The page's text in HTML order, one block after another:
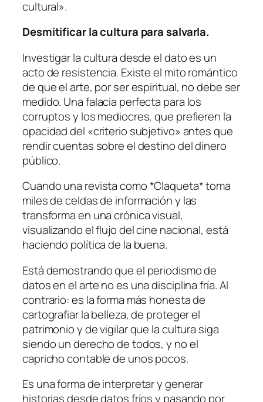
cultural».
Desmitificar la cultura para salvarla.
Investigar la cultura desde el dato es un
acto de resistencia. Existe el mito romántico
de que el arte, por ser espiritual, no debe ser
medido. Una falacia perfecta para los
corruptos y los mediocres, que prefieren la
opacidad del «criterio subjetivo» antes que
rendir cuentas sobre el destino del dinero
público.
Cuando una revista como *Claqueta* toma
miles de celdas de información y las
transforma en una crónica visual,
visualizando el flujo del cine nacional, está
haciendo política de la buena.
Está demostrando que el periodismo de
datos en el arte no es una disciplina fría. Al
contrario: es la forma más honesta de
cartografiar la belleza, de proteger el
patrimonio y de vigilar que la cultura siga
siendo un derecho de todos, y no el
capricho contable de unos pocos.
Es una forma de interpretar y generar
historias desde datos fríos y pasando por